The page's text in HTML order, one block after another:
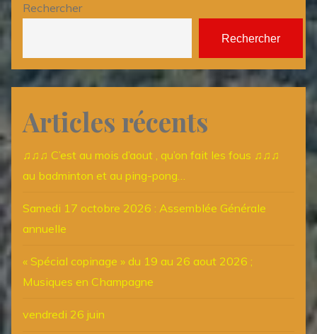
Rechercher
Rechercher
Articles récents
♫♫♫ C’est au mois d’aout , qu’on fait les fous ♫♫♫
au badminton et au ping-pong…
Samedi 17 octobre 2026 : Assemblée Générale
annuelle
« Spécial copinage » du 19 au 26 aout 2026 ;
Musiques en Champagne
vendredi 26 juin